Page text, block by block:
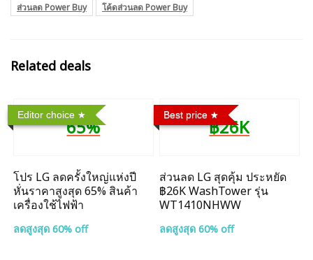
ส่วนลด Power Buy
โค้ดส่วนลด Power Buy
Related deals
Editor choice
65%
โปร LG ลดครั้งใหญ่แห่งปี
หั่นราคาสูงสุด 65% สินค้า
เครื่องใช้ไฟฟ้า
ลดสูงสุด 60% off
Best price
฿26K
ส่วนลด LG สุดคุ้ม ประหยัด
฿26K WashTower รุ่น
WT1410NHWW
ลดสูงสุด 60% off